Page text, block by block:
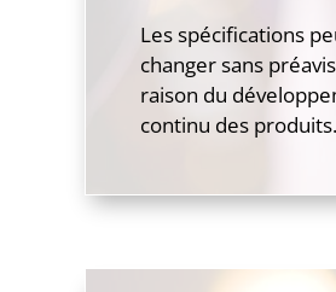
Les spécifications
changer sans
raison du
continu des produits.